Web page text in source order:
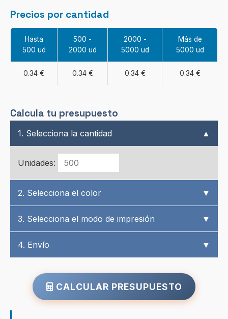
Precios por cantidad
Hasta
500 ud
500 -
2000 ud
2000 -
5000 ud
Más de
5000 ud
0.34 € 0.34 € 0.34 € 0.34 €
Calcula tu presupuesto
1. Selecciona la cantidad ▲
Unidades:
2. Selecciona el color ▼
3. Selecciona el modo de impresión ▼
4. Envío ▼
CALCULAR PRESUPUESTO